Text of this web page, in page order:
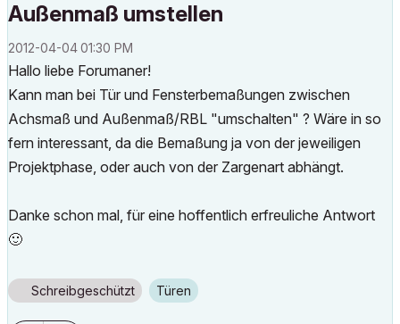
Außenmaß umstellen
‎2012-04-0401:30 PM
Hallo liebe Forumaner!
Kann man bei Tür und Fensterbemaßungen zwischen
Achsmaß und Außenmaß/RBL "umschalten" ? Wäre in so
fern interessant, da die Bemaßung ja von der jeweiligen
Projektphase, oder auch von der Zargenart abhängt.
Danke schon mal, für eine hoffentlich erfreuliche Antwort
🙂
Schreibgeschützt Türen